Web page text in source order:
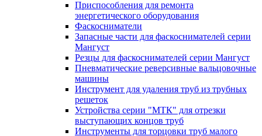
Приспособления для ремонта
энергетического оборудования
Фаскосниматели
Запасные части для фаскоснимателей серии
Мангуст
Резцы для фаскоснимателей серии Мангуст
Пневматические реверсивные вальцовочные
машины
Инструмент для удаления труб из трубных
решеток
Устройства серии "МТК" для отрезки
выступающих концов труб
Инструменты для торцовки труб малого